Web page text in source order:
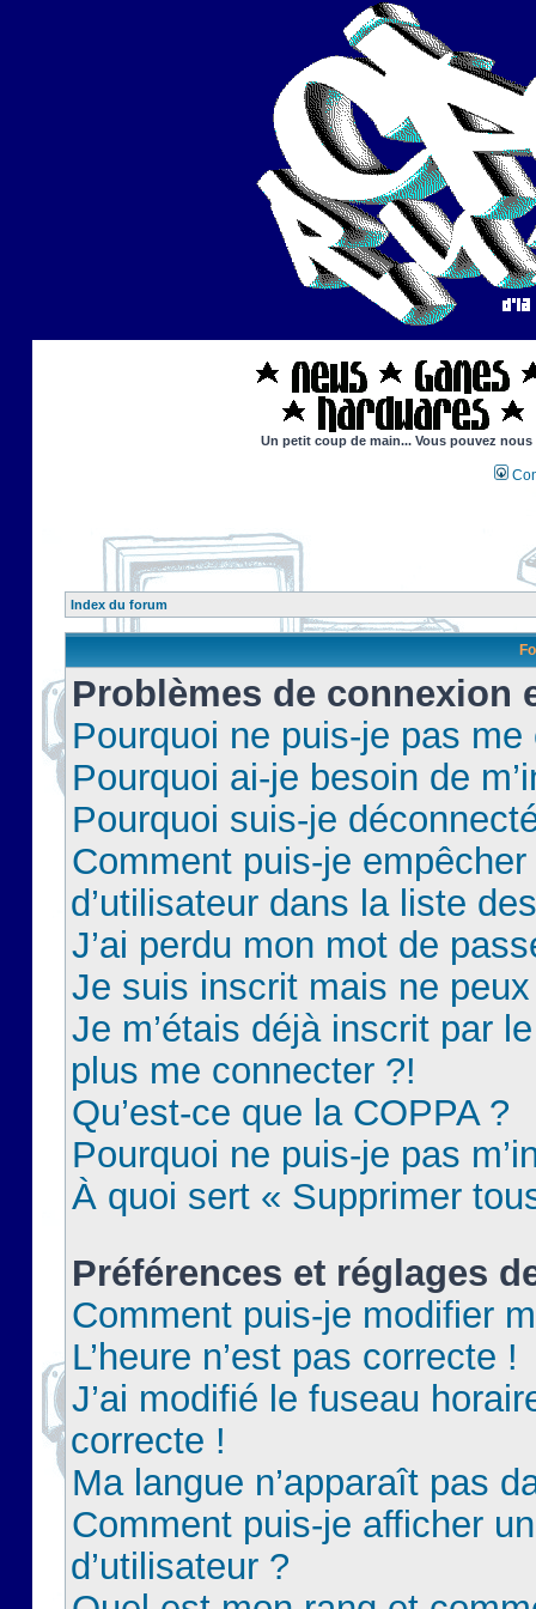
Un petit coup de main... Vous pouvez
Index du forum
Problèmes de connexion
Pourquoi ne puis-je pas
Pourquoi ai-je besoin de
Pourquoi suis-je
Comment puis-je
d’utilisateur dans la liste
J’ai perdu mon mot de
Je suis inscrit mais ne
Je m’étais déjà inscrit par
plus me connecter ?!
Qu’est-ce que la COPPA ?
Pourquoi ne puis-je pas
À quoi sert « Supprimer
Préférences et réglages
Comment puis-je modifier
L’heure n’est pas correcte !
J’ai modifié le fuseau
correcte !
Ma langue n’apparaît pas
Comment puis-je afficher
d’utilisateur ?